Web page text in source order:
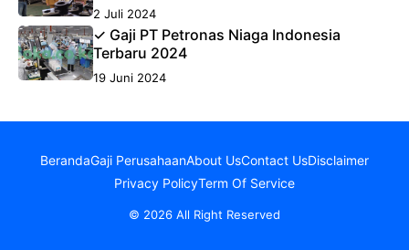
2 Juli 2024
✓ Gaji PT Petronas Niaga Indonesia
Terbaru 2024
19 Juni 2024
BerandaGaji PerusahaanAbout UsContact UsDisclaimer
Privacy PolicyTerm Of Service
© 2026 All Right Reserved